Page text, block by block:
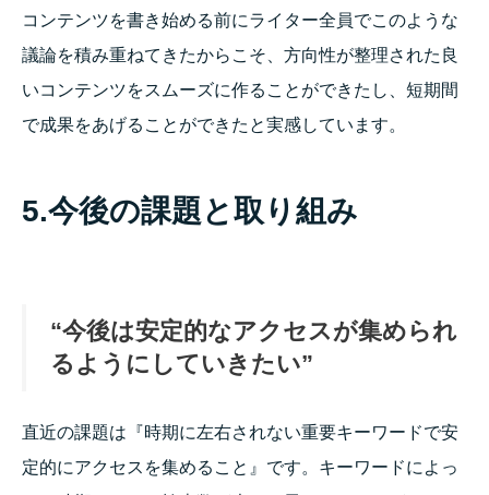
コンテンツを書き始める前にライター全員でこのような
議論を積み重ねてきたからこそ、方向性が整理された良
いコンテンツをスムーズに作ることができたし、短期間
で成果をあげることができたと実感しています。
5.今後の課題と取り組み
“今後は安定的なアクセスが集められ
るようにしていきたい”
直近の課題は『時期に左右されない重要キーワードで安
定的にアクセスを集めること』です。キーワードによっ